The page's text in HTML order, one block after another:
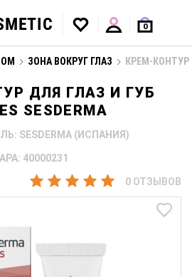
0
ЗОНА ВОКРУГ ГЛАЗ КРЕМ-КОНТУР
ДЛЯ ГЛАЗ И ГУБ
SESDERMA
SESDERMA (ИСПАНИЯ)
40000231
0 ОТЗЫВОВ